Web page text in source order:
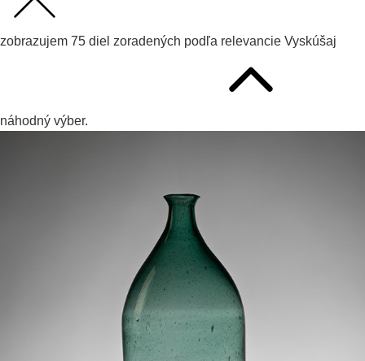
zobrazujem 75 diel zoradených podľa relevancie Vyskúšaj
náhodný výber.